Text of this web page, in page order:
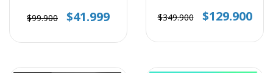
$99.900 $41.999 $349.900 $129.900